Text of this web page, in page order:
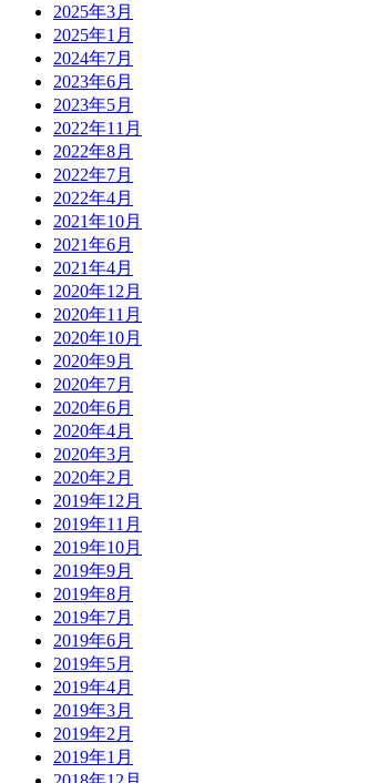
2025年3月
2025年1月
2024年7月
2023年6月
2023年5月
2022年11月
2022年8月
2022年7月
2022年4月
2021年10月
2021年6月
2021年4月
2020年12月
2020年11月
2020年10月
2020年9月
2020年7月
2020年6月
2020年4月
2020年3月
2020年2月
2019年12月
2019年11月
2019年10月
2019年9月
2019年8月
2019年7月
2019年6月
2019年5月
2019年4月
2019年3月
2019年2月
2019年1月